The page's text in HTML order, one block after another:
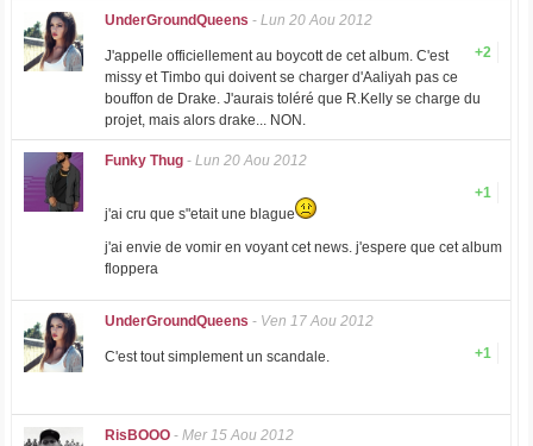
UnderGroundQueens - Lun 20 Aou 2012
+2
J'appelle officiellement au boycott de cet album. C'est
missy et Timbo qui doivent se charger d'Aaliyah pas ce
bouffon de Drake. J'aurais toléré que R.Kelly se charge du
projet, mais alors drake... NON.
Funky Thug- Lun 20 Aou 2012
+1
j'ai cru que s"etait une blague
j'ai envie de vomir en voyant cet news. j'espere que cet album
floppera
UnderGroundQueens - Ven 17 Aou 2012
+1
C'est tout simplement un scandale.
RisBOOO- Mer 15 Aou 2012